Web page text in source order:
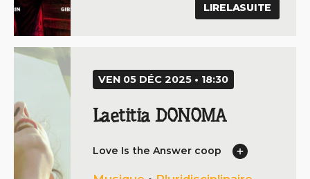
LIRELASUITE
VEN 05 DÉC 2025 • 18:30
Laetitia DONOMA
Love Is the Answer coop